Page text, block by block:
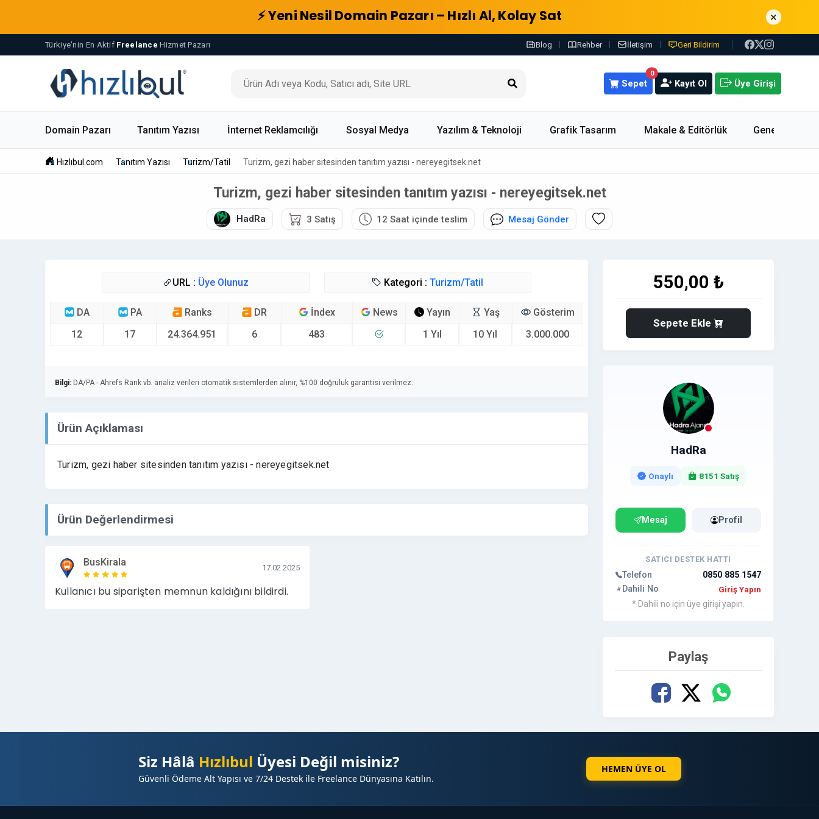
⚡ Yeni Nesil Domain Pazarı – Hızlı Al, Kolay Sat ×
Türkiye'nin En Aktif Freelance Hizmet Pazarı Blog Rehber İletişim Geri Bildirim
0
Sepet Kayıt Ol Üye Girişi
Domain Pazarı Tanıtım Yazısı İnternet Reklamcılığı Sosyal Medya Yazılım & Teknoloji Grafik Tasarım Makale & Editörlük Genel
Hızlıbul.com Tanıtım Yazısı Turizm/Tatil Turizm, gezi haber sitesinden tanıtım yazısı - nereyegitsek.net
Turizm, gezi haber sitesinden tanıtım yazısı - nereyegitsek.net
HadRa 3 Satış 12 Saat içinde teslim Mesaj Gönder
URL : Üye Olunuz Kategori : Turizm/Tatil
DA
12
PA
17
Ranks
24.364.951
DR
6
İndex
483
News
Yayın
1 Yıl
Yaş
10 Yıl
Gösterim
3.000.000
Bilgi: DA/PA - Ahrefs Rank vb. analiz verileri otomatik sistemlerden alınır, %100 doğruluk garantisi verilmez.
Ürün Açıklaması
Turizm, gezi haber sitesinden tanıtım yazısı - nereyegitsek.net
Ürün Değerlendirmesi
BusKirala 17.02.2025
Kullanıcı bu siparişten memnun kaldığını bildirdi.
550,00 ₺
Sepete Ekle
HadRa
Onaylı 8151 Satış
Mesaj Profil
SATICI DESTEK HATTI
Telefon
0850 885 1547
Dahili No
Giriş Yapın
* Dahili no için üye girişi yapın.
Paylaş
Siz Hâlâ Hızlıbul Üyesi Değil misiniz?
Güvenli Ödeme Alt Yapısı ve 7/24 Destek ile Freelance Dünyasına Katılın.
HEMEN ÜYE OL